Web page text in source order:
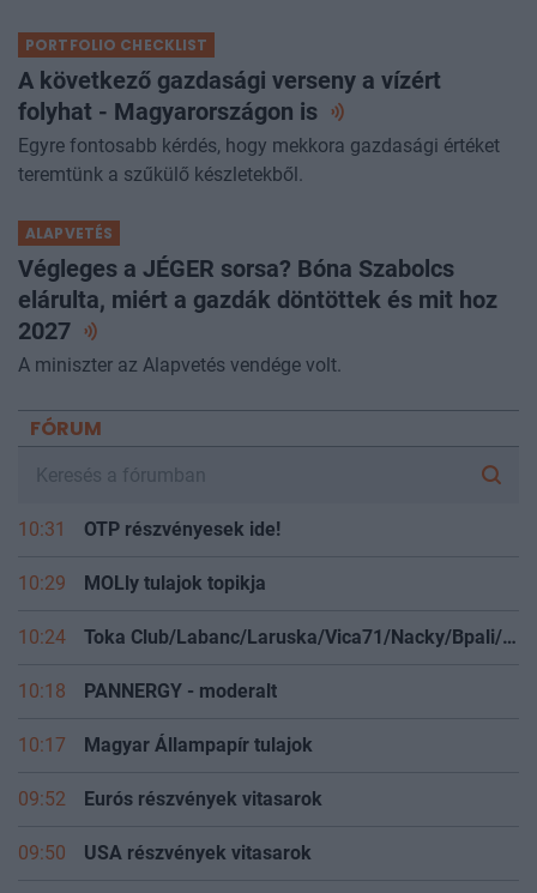
PORTFOLIO CHECKLIST
A következő gazdasági verseny a vízért
folyhat - Magyarországon is
Egyre fontosabb kérdés, hogy mekkora gazdasági értéket
teremtünk a szűkülő készletekből.
ALAPVETÉS
Végleges a JÉGER sorsa? Bóna Szabolcs
elárulta, miért a gazdák döntöttek és mit hoz
2027
A miniszter az Alapvetés vendége volt.
FÓRUM
10:31 OTP részvényesek ide!
10:29 MOLly tulajok topikja
10:24 Toka Club/Labanc/Laruska/Vica71/Nacky/Bpali/Oldrider/Josefernando/Mcbull/Kawaszabi
10:18 PANNERGY - moderalt
10:17 Magyar Állampapír tulajok
09:52 Eurós részvények vitasarok
09:50 USA részvények vitasarok